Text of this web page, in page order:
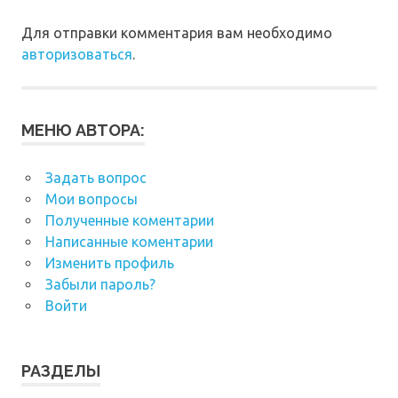
Для отправки комментария вам необходимо
авторизоваться.
МЕНЮ АВТОРА:
Задать вопрос
Мои вопросы
Полученные коментарии
Написанные коментарии
Изменить профиль
Забыли пароль?
Войти
РАЗДЕЛЫ